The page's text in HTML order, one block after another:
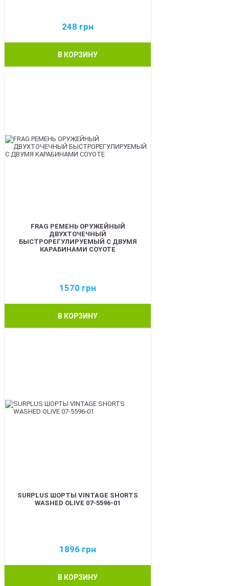
248 грн
В КОРЗИНУ
FRAG РЕМЕНЬ ОРУЖЕЙНЫЙ
ДВУХТОЧЕЧНЫЙ
БЫСТРОРЕГУЛИРУЕМЫЙ С ДВУМЯ
КАРАБИНАМИ COYOTE
1570 грн
В КОРЗИНУ
SURPLUS ШОРТЫ VINTAGE SHORTS
WASHED OLIVE 07-5596-01
1896 грн
В КОРЗИНУ